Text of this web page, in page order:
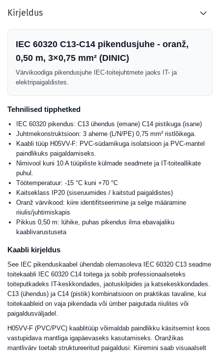
Kirjeldus
IEC 60320 C13-C14 pikendusjuhe - oranž,
0,50 m, 3×0,75 mm² (DINIC)
Värvikoodiga pikendusjuhe IEC-toitejuhtmete jaoks IT- ja
elektripaigaldistes.
Tehnilised tipphetked
IEC 60320 pikendus: C13 ühendus (emane) C14 pistikuga (isane)
Juhtmekonstruktsioon: 3 aherne (L/N/PE) 0,75 mm² ristlõikega.
Kaabli tüüp H05VV-F: PVC-südamikuga isolatsioon ja PVC-mantel
paindlikuks paigaldamiseks.
Nimivool kuni 10 A tüüpiliste külmade seadmete ja IT-toiteallikate
puhul.
Töötemperatuur: -15 °C kuni +70 °C
Kaitseklass IP20 (siseruumides / kaitstud paigaldistes)
Oranž värvikood: kiire identifitseerimine ja selge määramine
riiulis/juhtimiskapis
Pikkus 0,50 m: lühike, puhas pikendus ilma ebavajaliku
kaablivarustuseta
Kaabli kirjeldus
See IEC pikenduskaabel ühendab olemasoleva IEC 60320 C13 seadme
toitekaabli IEC 60320 C14 toitega ja sobib professionaalseteks
toiteputkadeks IT-keskkondades, jaotuskilpides ja katsekeskkondades.
C13 (ühendus) ja C14 (pistik) kombinatsioon on praktikas tavaline, kui
toitekaableid on vaja pikendada või ümber paigutada riiulites või
paigaldusväljadel.
H05VV-F (PVC/PVC) kaablitüüp võimaldab paindlikku käsitsemist koos
vastupidava mantliga igapäevaseks kasutamiseks. Oranžikas
mantlivärv toetab struktureeritud paigaldusi: Kiiremini saab visuaalselt